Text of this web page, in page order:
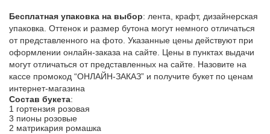
Бесплатная упаковка на выбор: лента, крафт, дизайнерская
упаковка. Оттенок и размер бутона могут немного отличаться
от представленного на фото. Указанные цены действуют при
оформлении онлайн-заказа на сайте. Цены в пунктах выдачи
могут отличаться от представленных на сайте. Назовите на
кассе промокод “ОНЛАЙН-ЗАКАЗ” и получите букет по ценам
интернет-магазина
Состав букета:
1 гортензия розовая
3 пионы розовые
2 матрикария ромашка